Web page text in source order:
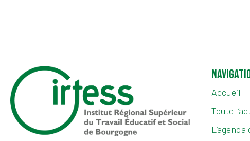
Accueil
Toute
L’agenda